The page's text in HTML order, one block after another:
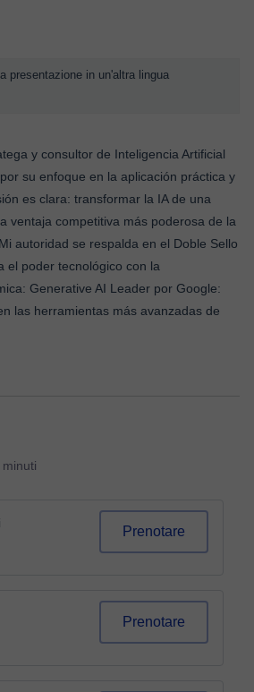
presentazione in un'altra lingua
y consultor de Inteligencia Artificial
su enfoque en la aplicación práctica y
es clara: transformar la IA de una
ventaja competitiva más poderosa de la
autoridad se respalda en el Doble Sello
el poder tecnológico con la
Generative AI Leader por Google:
las herramientas más avanzadas de
Prenotare
Prenotare